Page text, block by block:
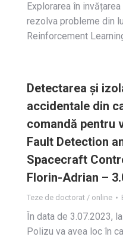
Explorarea în
rezolva probleme din
Reinforcement
Detectarea și
accidentale din
comandă pentru
Fault Detection
Spacecraft
Florin-Adrian –
Teze de doctorat / online
În data de 3.07.2023,
Polizu va avea loc în